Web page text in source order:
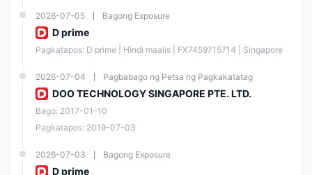
Prime
Limite
d
Retail
e
FINRA
INVES
TMEN
2026-07-05 Bagong Exposure
D prime
Pagkatapos: D prime | Hindi maalis | FX7459715714 | Singapore
2026-07-04 Pagbabago ng Petsa ng Pagkakatatag
DOO TECHNOLOGY SINGAPORE PTE. LTD.
Bago: 2017-01-10
Pagkatapos: 2019-07-03
2026-07-03 Bagong Exposure
D prime